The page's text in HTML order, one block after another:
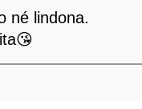
né lindona.